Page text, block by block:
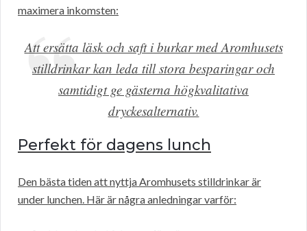
maximera inkomsten:
Att ersätta läsk och saft i burkar med Aromhusets
stilldrinkar kan leda till stora besparingar och
samtidigt ge gästerna högkvalitativa
dryckesalternativ.
Perfekt för dagens lunch
Den bästa tiden att nyttja Aromhusets stilldrinkar är
under lunchen. Här är några anledningar varför: